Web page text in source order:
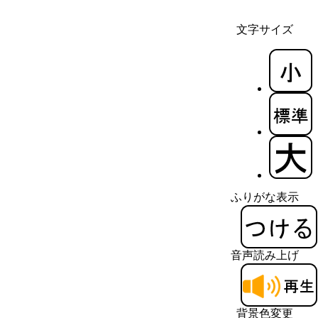
文字サイズ
ふりがな表示
音声読み上げ
背景色変更